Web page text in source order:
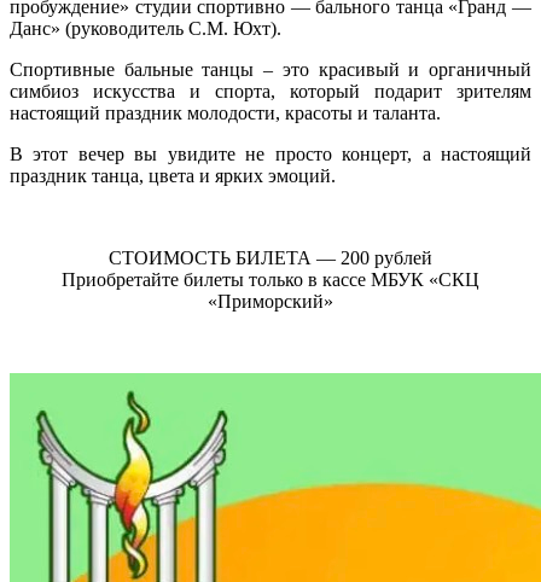
пробуждение» студии спортивно — бального танца «Гранд —
Данс» (руководитель С.М. Юхт).
Спортивные бальные танцы – это красивый и органичный
симбиоз искусства и спорта, который подарит зрителям
настоящий праздник молодости, красоты и таланта.
В этот вечер вы увидите не просто концерт, а настоящий
праздник танца, цвета и ярких эмоций.
СТОИМОСТЬ БИЛЕТА — 200 рублей
Приобретайте билеты только в кассе МБУК «СКЦ
«Приморский»